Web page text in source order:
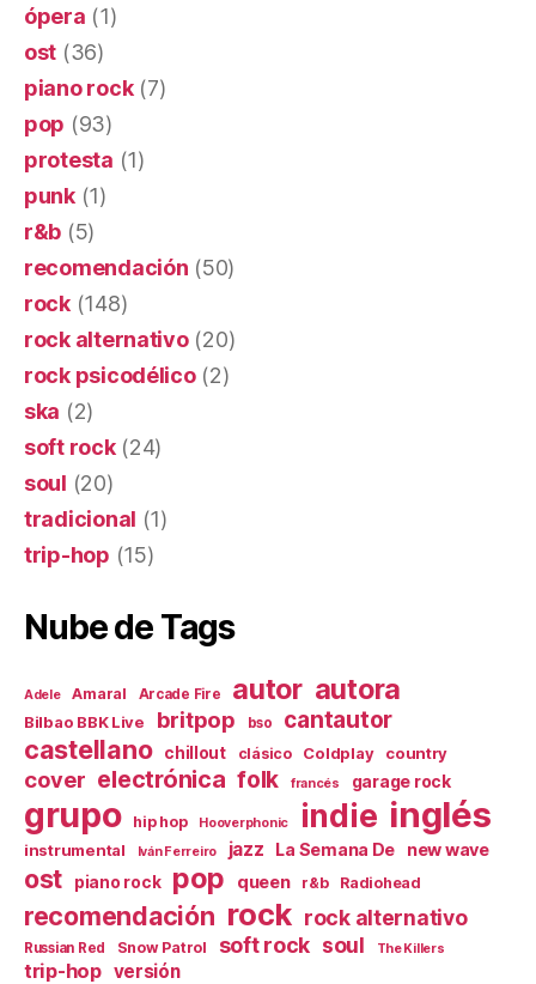
ópera (1)
ost (36)
piano rock(7)
pop (93)
protesta (1)
punk(1)
r&b (5)
recomendación (50)
rock(148)
rock alternativo(20)
rock psicodélico(2)
ska (2)
soft rock(24)
soul (20)
tradicional (1)
trip-hop (15)
Nube de Tags
Adele Amaral Arcade Fire autor autora
Bilbao BBK Live britpop bso cantautor
castellano chillout clásico Coldplay country
cover electrónica folk francés garage rock
grupo hip hop Hooverphonic indie inglés
instrumental Iván Ferreiro jazz La Semana De new wave
ost piano rock pop queen r&b Radiohead
recomendación rock rock alternativo
Russian Red Snow Patrol soft rock soul The Killers
trip-hop versión